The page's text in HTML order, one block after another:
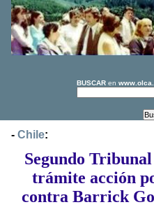
BUSCAR en
- Chile:
Segundo
trámite acción
contra Barrick